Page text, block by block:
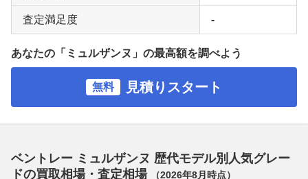
査定満足度 -
あなたの「ミュルザンヌ」の最高額を調べよう
無料 見積りスタート
ベントレー ミュルザンヌ 歴代モデル別人気グレー
ドの買取相場・査定相場
（2026年8月 時点）